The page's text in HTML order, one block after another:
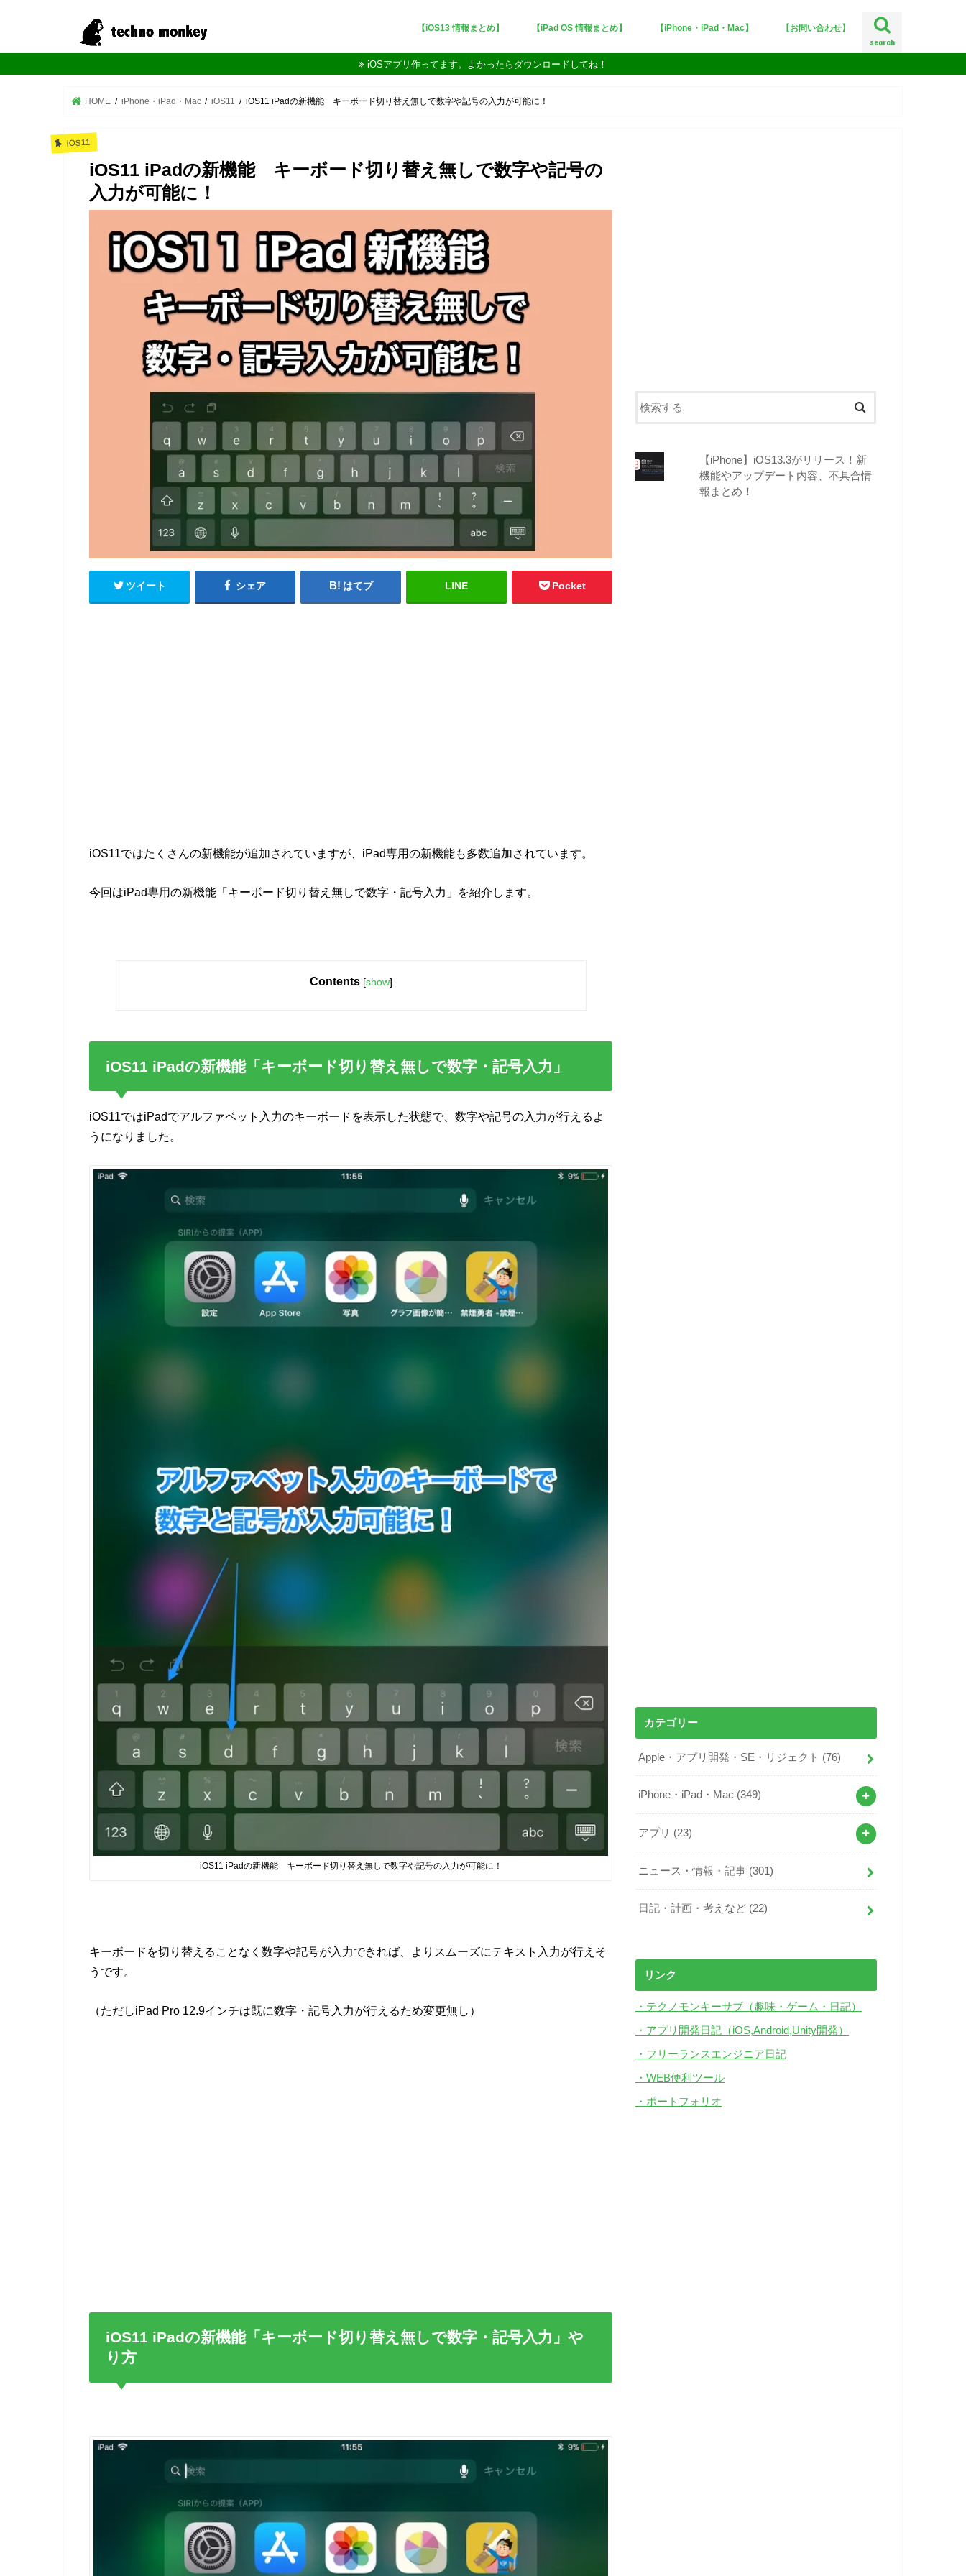
search
【iOS13 情報まとめ】 【iPad OS 情報まとめ】 【iPhone・iPad・Mac】
iPhoneX
iOS12
iOS11
【お問い合わせ】
iOSアプリ作ってます。よかったらダウンロードしてね！
HOME iPhone・iPad・Mac iOS11 iOS11 iPadの新機能 キーボード切り替え無しで数字や記号の入力が可能に！
iOS11
iOS11 iPadの新機能 キーボード切り替え無しで数字や記号の
入力が可能に！
ツイート シェア はてブ LINE Pocket
iOS11ではたくさんの新機能が追加されていますが、iPad専用の新機能も多数追加されています。
今回はiPad専用の新機能「キーボード切り替え無しで数字・記号入力」を紹介します。
Contents [show]
iOS11 iPadの新機能「キーボード切り替え無しで数字・記号入力」
iOS11ではiPadでアルファベット入力のキーボードを表示した状態で、数字や記号の入力が行えるよ
うになりました。
iOS11 iPadの新機能 キーボード切り替え無しで数字や記号の入力が可能に！
キーボードを切り替えることなく数字や記号が入力できれば、よりスムーズにテキスト入力が行えそ
うです。
（ただしiPad Pro 12.9インチは既に数字・記号入力が行えるため変更無し）
iOS11 iPadの新機能「キーボード切り替え無しで数字・記号入力」や
り方
【iPhone】iOS13.3がリリース！新
機能やアップデート内容、不具合情
報まとめ！
カテゴリー
Apple・アプリ開発・SE・リジェクト (76)
iPhone・iPad・Mac (349)
アプリ (23)
ニュース・情報・記事 (301)
日記・計画・考えなど (22)
リンク
・テクノモンキーサブ（趣味・ゲーム・日記）
・アプリ開発日記（iOS,Android,Unity開発）
・フリーランスエンジニア日記
・WEB便利ツール
・ポートフォリオ